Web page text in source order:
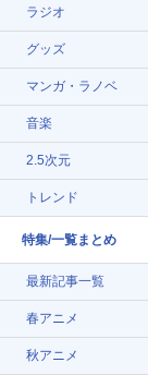
ラジオ
グッズ
マンガ・ラノベ
音楽
2.5次元
トレンド
特集/一覧まとめ
最新記事一覧
春アニメ
秋アニメ